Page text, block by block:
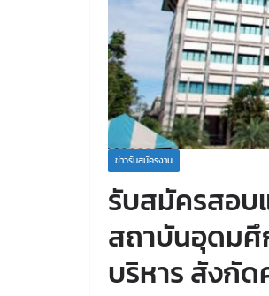
ข่าวรับสมัครงาน
รับสมัครสอบ
สถาบันอุดมศึ
บริหาร สังกัด